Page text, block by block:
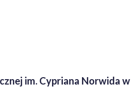
im. Cypriana Norwida w